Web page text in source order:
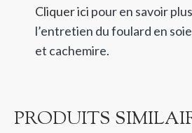
Cliquer ici pour en savoir
l’entretien du foulard en
et cachemire.
PRODUITS